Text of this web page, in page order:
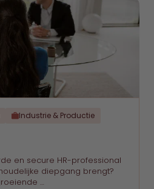
Industrie & Productie
en secure HR-professional
diepgang brengt?
…